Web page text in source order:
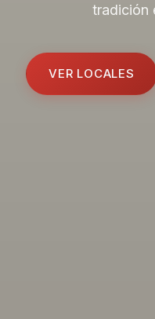
tradición
VER LOCALES